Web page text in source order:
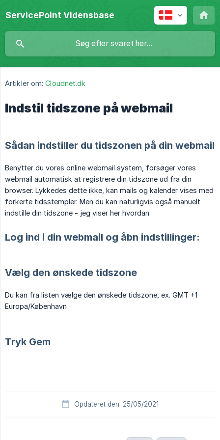
ServicePoint Vidensbase
Artikler om: Cloudnet.dk
Indstil tidszone på webmail
Sådan indstiller du tidszonen på din webmail
Benytter du vores online webmail system, forsøger vores
webmail automatisk at registrere din tidszone ud fra din
browser. Lykkedes dette ikke, kan mails og kalender vises med
forkerte tidsstempler. Men du kan naturligvis også manuelt
indstille din tidszone - jeg viser her hvordan.
Log ind i din webmail og åbn indstillinger:
Vælg den ønskede tidszone
Du kan fra listen vælge den ønskede tidszone, ex. GMT +1
Europa/København
Tryk Gem
Opdateret den: 25/05/2021